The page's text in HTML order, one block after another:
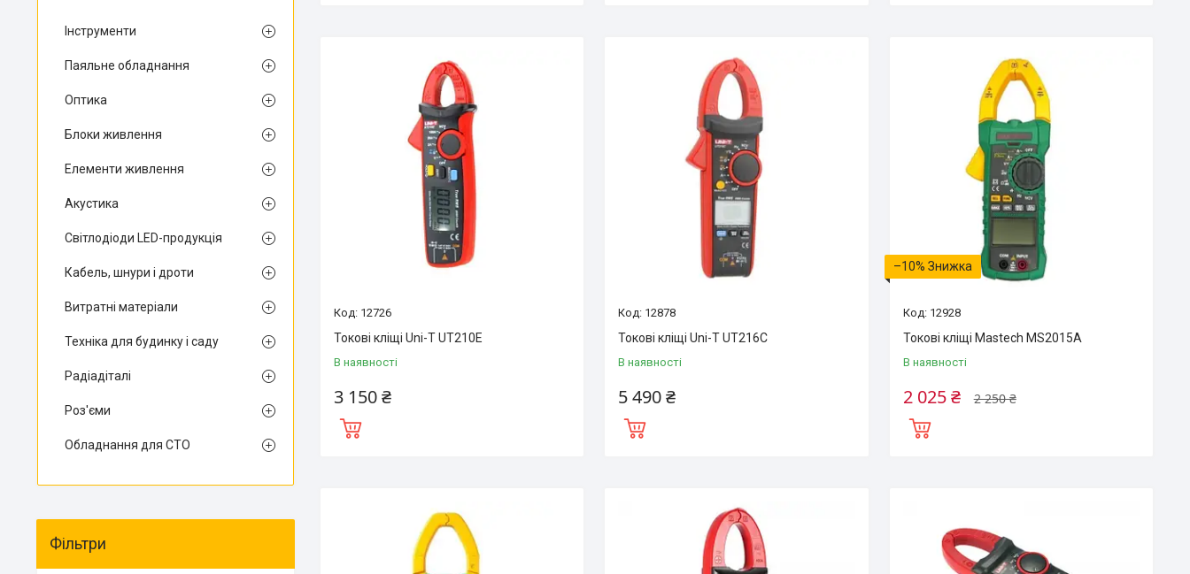
12726
Токові кліщі Uni-T UT210E
В наявності
3 150 ₴
12878
Токові кліщі Uni-T UT216C
В наявності
5 490 ₴
–10%
12928
Токові кліщі Mastech MS2015A
В наявності
2 250 ₴
2 025 ₴
Інструменти
Паяльне обладнання
Оптика
Блоки живлення
Елементи живлення
Акустика
Світлодіоди LED-продукція
Кабель, шнури і дроти
Витратні матеріали
Техніка для будинку і саду
Радіадіталі
Роз'єми
Обладнання для СТО
Фільтри